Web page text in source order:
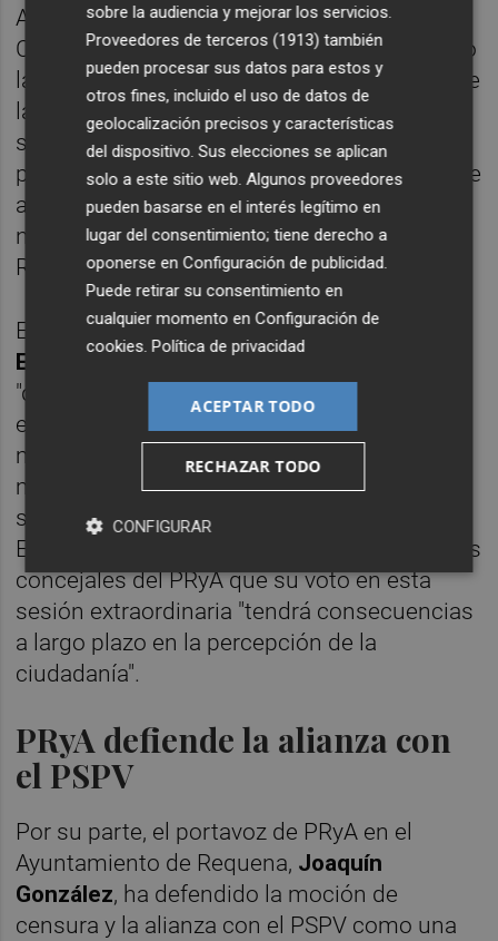
Además, el ex concejal de Feria, Festejos,
Cultura y Promoción Económica ha criticado
la coalición entre el PSPV y PRyA, puesto que
la ha calificado de "contra natura". En ese
sentido, ha afeado a ambas formaciones
políticas que la moción presentada responde
a "intereses de reparto de poder y no a las
necesidades de los ciudadanos de
Requena".
En la misma línea, el portavoz de Vox,
Ezequiel Tena
, ha concluido el debate con
"dudas" sobre la estabilidad del nuevo pacto
entre PSPV y PRyA. Tena, que se ha
mostrado a favor de que el PP gobierne en
minoría, ha sugerido que esta alianza podría
ser incompatible con la gestión municipal.
Es más, el portavoz de Vox ha advertido a los
concejales del PRyA que su voto en esta
sesión extraordinaria "tendrá consecuencias
a largo plazo en la percepción de la
ciudadanía".
PRyA defiende la alianza con
el PSPV
Por su parte, el portavoz de PRyA en el
Ayuntamiento de Requena, Joaquín
González, ha defendido la moción de
censura y la alianza con el PSPV como una
sobre la audiencia y mejorar los servicios.
Proveedores de terceros (1913) también
pueden procesar sus datos para estos y
otros fines, incluido el uso de datos de
geolocalización precisos y características
del dispositivo. Sus elecciones se aplican
solo a este sitio web. Algunos proveedores
pueden basarse en el interés legítimo en
lugar del consentimiento; tiene derecho a
oponerse enConfiguración de publicidad
Puede retirar su consentimiento en
cualquier momento enConfiguración de
cookies .Política de privacidad
ACEPTAR TODO
RECHAZAR TODO
CONFIGURAR